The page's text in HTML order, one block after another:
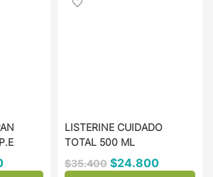
LISTERINE CUIDADO
TOTAL 500 ML
$35.400 $24.800